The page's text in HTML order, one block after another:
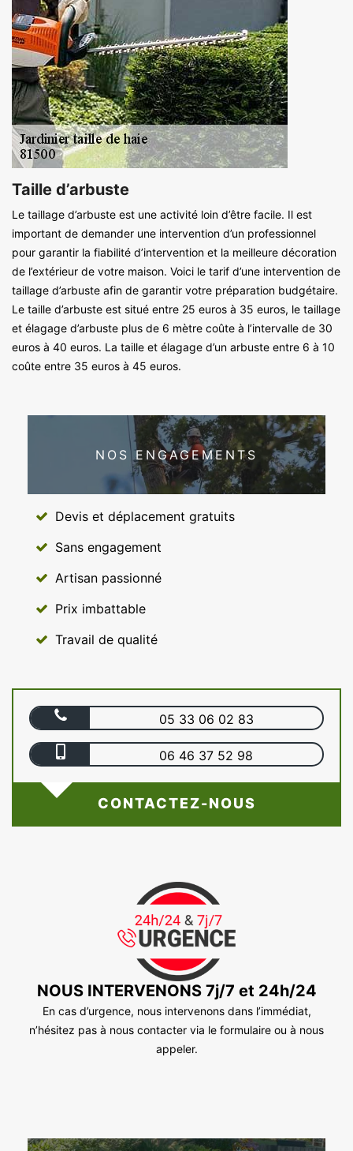
Taille d’arbuste
Le taillage d’arbuste est une activité loin d’être facile. Il est
important de demander une intervention d’un professionnel
pour garantir la fiabilité d’intervention et la meilleure décoration
de l’extérieur de votre maison. Voici le tarif d’une intervention de
taillage d’arbuste afin de garantir votre préparation budgétaire.
Le taille d’arbuste est situé entre 25 euros à 35 euros, le taillage
et élagage d’arbuste plus de 6 mètre coûte à l’intervalle de 30
euros à 40 euros. La taille et élagage d’un arbuste entre 6 à 10
coûte entre 35 euros à 45 euros.
NOS ENGAGEMENTS
Devis et déplacement gratuits
Sans engagement
Artisan passionné
Prix imbattable
Travail de qualité
05 33 06 02 83
06 46 37 52 98
CONTACTEZ-NOUS
NOUS INTERVENONS 7j/7 et 24h/24
En cas d’urgence, nous intervenons dans l’immédiat,
n’hésitez pas à nous contacter via le formulaire ou à nous
appeler.